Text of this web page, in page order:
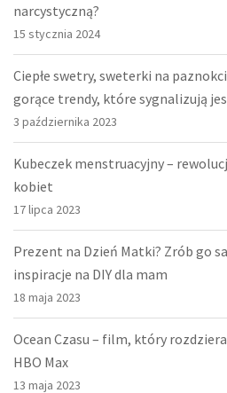
narcystyczną?
15 stycznia 2024
Ciepłe swetry, sweterki na
gorące trendy, które sygnalizują
3 października 2023
Kubeczek menstruacyjny –
kobiet
17 lipca 2023
Prezent na Dzień Matki? Zrób go
inspiracje na DIY dla mam
18 maja 2023
Ocean Czasu – film, który
HBO Max
13 maja 2023